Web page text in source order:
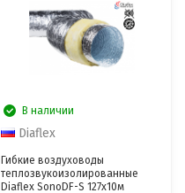
В наличии
Diaflex
Гибкие воздуховоды
теплозвукоизолированные
Diaflex SonoDF-S 127х10м